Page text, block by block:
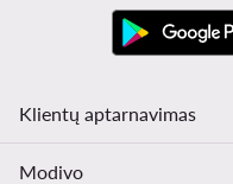
Klientų aptarnavimas
Modivo